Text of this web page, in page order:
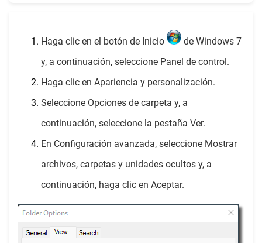
Haga clic en el botón de Inicio
de Windows 7
y, a continuación, seleccione Panel de control.
Haga clic en Apariencia y personalización.
Seleccione Opciones de carpeta y, a
continuación, seleccione la pestaña Ver.
En Configuración avanzada, seleccione Mostrar
archivos, carpetas y unidades ocultos y, a
continuación, haga clic en Aceptar.